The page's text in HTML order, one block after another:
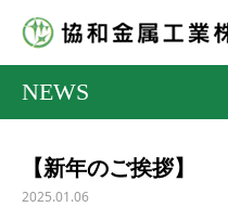
NEWS
【新年のご挨拶】
2025.01.06